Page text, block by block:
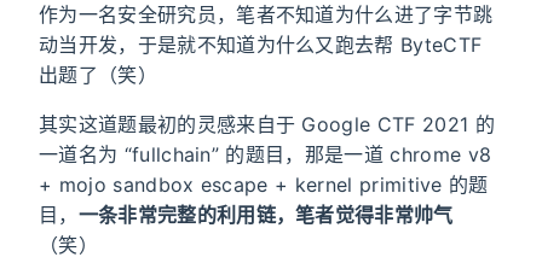
作为一名安全研究员，笔者不知道为什么进了字节跳
动当开发，于是就不知道为什么又跑去帮 ByteCTF
出题了（笑）
其实这道题最初的灵感来自于 Google CTF 2021 的
一道名为 “fullchain” 的题目，那是一道 chrome v8
+ mojo sandbox escape + kernel primitive 的题
目， 一条非常完整的利用链，笔者觉得非常帅气
（笑）